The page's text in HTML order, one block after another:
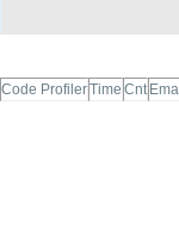
Code ProfilerTime Cnt